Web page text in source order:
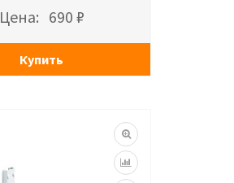
Цена: 690 ₽
Купить